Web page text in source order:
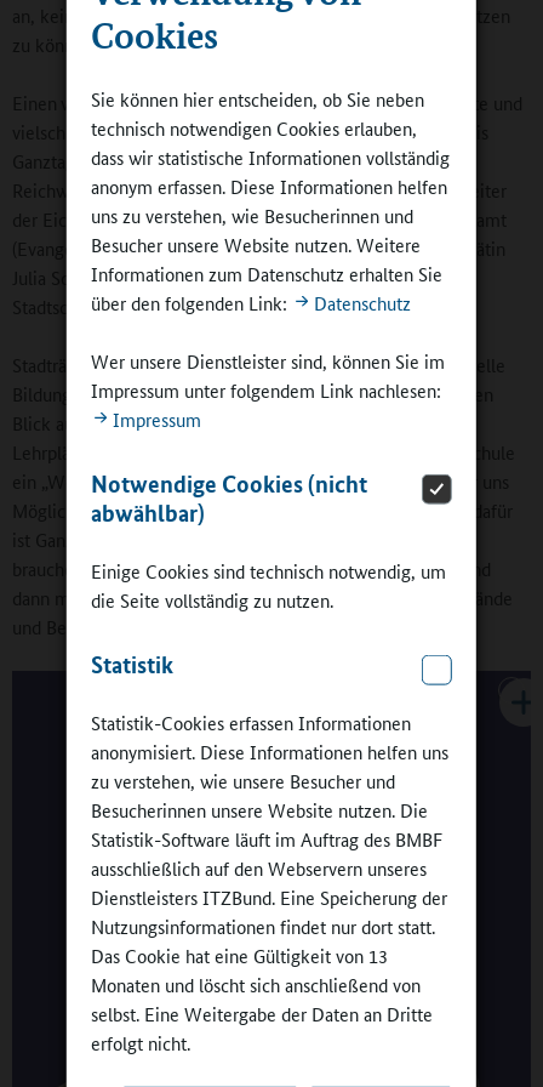
Cookies
Sie können hier entscheiden, ob Sie neben
technisch notwendigen Cookies erlauben,
dass wir statistische Informationen vollständig
anonym erfassen. Diese Informationen helfen
uns zu verstehen, wie Besucherinnen und
Besucher unsere Website nutzen. Weitere
Informationen zum Datenschutz erhalten Sie
über den folgenden Link:
Datenschutz
Wer unsere Dienstleister sind, können Sie im
Impressum unter folgendem Link nachlesen:
Impressum
Notwendige Cookies (nicht
abwählbar)
Einige Cookies sind technisch notwendig, um
die Seite vollständig zu nutzen.
Statistik
Statistik-Cookies erfassen Informationen
anonymisiert. Diese Informationen helfen uns
zu verstehen, wie unsere Besucher und
Besucherinnen unsere Website nutzen. Die
Statistik-Software läuft im Auftrag des BMBF
ausschließlich auf den Webservern unseres
Dienstleisters ITZBund. Eine Speicherung der
Nutzungsinformationen findet nur dort statt.
Das Cookie hat eine Gültigkeit von 13
Monaten und löscht sich anschließend von
selbst. Eine Weitergabe der Daten an Dritte
erfolgt nicht.
an, kein oder zu wenig Geld für derartige Kooperationen nutzen
zu können.
Einen weiteren Höhepunkt des Kongresses bot die angeregte und
vielschichtige Podiumsdiskussion unter dem Titel „Quo vadis
Ganztag“. Eva Reiter, Ruth Johnke, Schulleiterin der Adolf-
Reichwein-Schule Nürnberg, sowie Helmut Klemm, Schulleiter
der Eichendorffschule Erlangen, diskutierten mit Barbara Klamt
(Evangelische Jugendsozialarbeit ejsa), der Münchner Stadträtin
Julia Schönfeld-Knorr (SPD) und Hannah Mader von der
Stadtschülerinnenvertretung München.
Stadträtin Julia Schönfeld-Knorr gab sich überzeugt: „Kulturelle
Bildung ermöglicht für Schülerinnen und Schüler den anderen
Blick auf die Dinge, auch jenseits der Vorgaben aus den
Lehrplänen.“ Schülerin Hannah Hader wünschte sich, dass Schule
ein „Wohlfühlort“ sein sollte: „Dazu gehört auch, dass es für uns
Möglichkeiten gibt, uns einfach mal zurückzuziehen. Auch dafür
ist Ganztag gut.“ Schulleiter Helmut Klemm betonte: „Wir
brauchen Klarheit darüber, warum wir Ganztag brauchen. Und
dann müssen wir alle zusammen dafür werben, um Widerstände
und Bedenken zu überwinden.“